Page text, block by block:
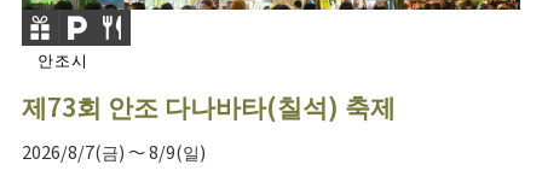
안조시
제73회 안조 다나바타(칠석) 축제
2026/8/7(금) ～ 8/9(일)